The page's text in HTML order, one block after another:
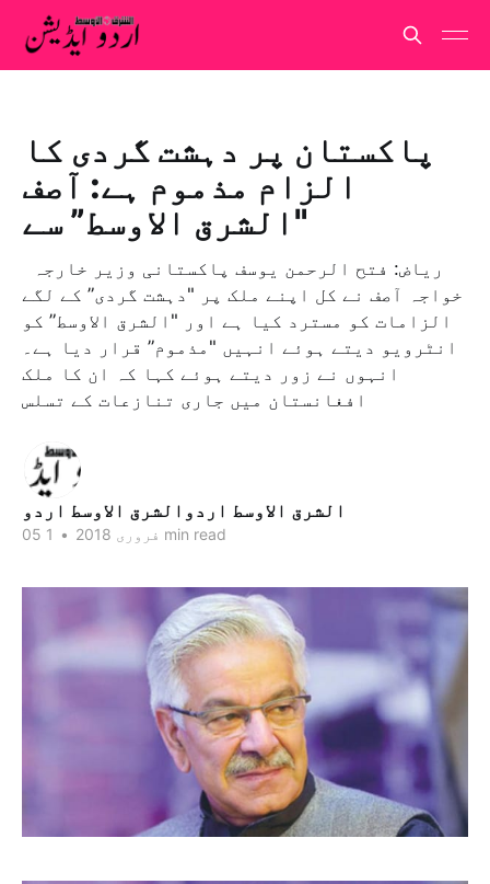
پاکستان پر دہشت گردی کا
الزام مذموم ہے: آصف
"الشرق الاوسط” سے
خواجہ آصف نے کل اپنے ملک پر "دہشت گردی” کے لگے
الزامات کو مسترد کیا ہے اور "الشرق الاوسط” کو
انٹرویو دیتے ہوئے انہیں "مذموم” قرار دیا ہے۔
انہوں نے زور دیتے ہوئے کہا کہ ان کا ملک
افغانستان میں جاری تنازعات کے تسلس
الشرق الاوسط اردوالشرق الاوسط اردو
05 فروری 2018 • 1 min read